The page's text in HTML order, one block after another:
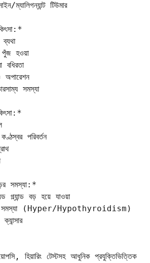
ম্যালিগন্যান্ট টিউমার
ব্যথা
পুঁজ হওয়া
বধিরতা
অপারেশন
সমস্যা
পরিবর্তন
সমস্যা:*
গ্ল্যান্ড বড় হয়ে যাওয়া
সমস্যা (Hyper/Hypothyroidism)
হিয়ারিং টেস্টসহ আধুনিক প্রযুক্তিভিত্তিক